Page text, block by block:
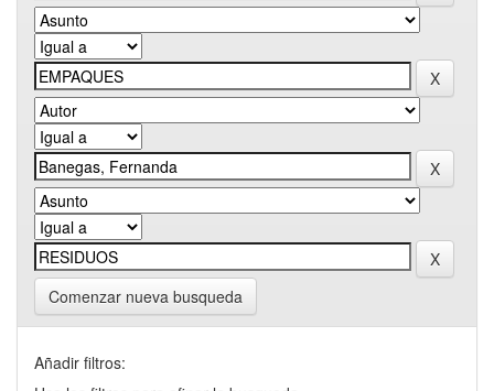
Comenzar nueva busqueda
Añadir filtros: